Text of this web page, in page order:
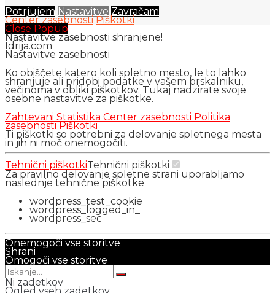
Potrjujem Nastavitve Zavračam
Center zasebnosti Piškotki
Close Popup
Nastavitve zasebnosti shranjene!
Idrija.com
Nastavitve zasebnosti
Ko obiščete katero koli spletno mesto, le to lahko
shranjuje ali pridobi podatke v vašem brskalniku,
večinoma v obliki piškotkov. Tukaj nadzirate svoje
osebne nastavitve za piškotke.
Zahtevani Statistika Center zasebnosti Politika
zasebnosti Piškotki
Ti piškotki so potrebni za delovanje spletnega mesta
in jih ni moč onemogočiti.
Tehnični piškotkiTehnični piškotki
Za pravilno delovanje spletne strani uporabljamo
naslednje tehnične piškotke
wordpress_test_cookie
wordpress_logged_in_
wordpress_sec
Onemogoči vse storitve
Shrani
Omogoči vse storitve
Ni zadetkov